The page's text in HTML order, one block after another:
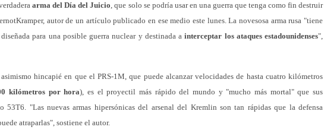
arma del Día del Juicio, que solo se podría usar en una guerra que tenga como fin destruir
autor de un artículo publicado en ese medio este lunes. La novesosa arma rusa "tiene
para una posible guerra nuclear y destinada a interceptar los ataques estadounidenses",
hincapié en que el PRS-1M, que puede alcanzar velocidades de hasta cuatro kilómetros
kilómetros por hora), es el proyectil más rápido del mundo y "mucho más mortal" que sus
53T6. "Las nuevas armas hipersónicas del arsenal del Kremlin son tan rápidas que la defensa
atraparlas", sostiene el autor.